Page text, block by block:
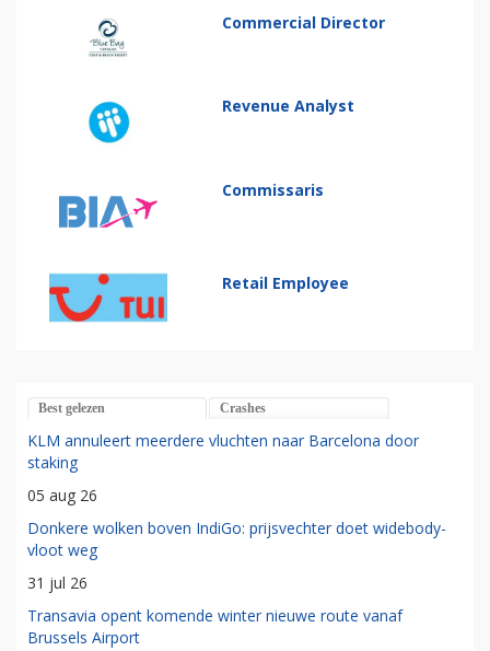
Commercial Director
Revenue Analyst
Commissaris
Retail Employee
Best gelezen Crashes
KLM annuleert meerdere vluchten naar Barcelona door
staking
05 aug 26
Donkere wolken boven IndiGo: prijsvechter doet widebody-
vloot weg
31 jul 26
Transavia opent komende winter nieuwe route vanaf
Brussels Airport